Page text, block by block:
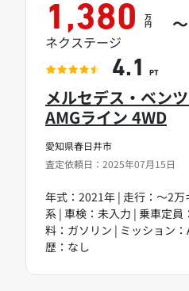
愛知県春日井市
査定依頼日：2025年07月15日
メルセデス・ベン
AMGライン 4WD
年式：2021年 | 走行：～2
系 | 車検：未入力 | 乗車定員
料：ガソリン | ミッション
歴：なし
1,380 万
円 ～
ネクステージ
4.1 PT